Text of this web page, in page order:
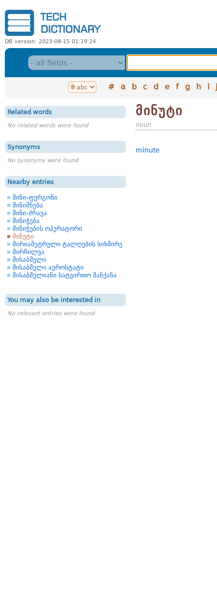
DB version: 2023-08-15 01:19:24
# a b c d e f g h i j
Related words
No related words were found
Synonyms
No synonyms were found
Nearby entries
მინი-ფურგონი
მინიშნება
მინი-ძრავა
მინიჭება
მინიჭების ოპერატორი
მინუტი
მირიამეტრული ტალღების სიხშირე
მირჩილვა
მისაბმელი
მისაბმელი აეროსტატი
მისაბმელიანი სატვირთო მანქანა
You may also be interested in
No relevant entries were found
მინუტი
noun
minute